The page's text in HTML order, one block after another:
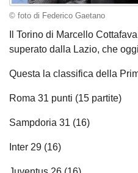
© foto di Federico Gaetano
Il Torino di Marcello
superato dalla Lazio, che
Questa la classifica della
Roma 31 punti (15 partite)
Sampdoria 31 (16)
Inter 29 (16)